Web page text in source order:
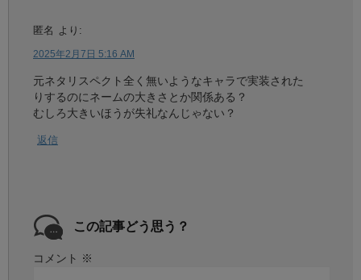
匿名 より:
2025年2月7日 5:16 AM
元ネタリスペクト全く無いようなキャラで実装された
りするのにネームの大きさとか関係ある？
むしろ大きいほうが失礼なんじゃない？
返信
この記事どう思う？
コメント ※